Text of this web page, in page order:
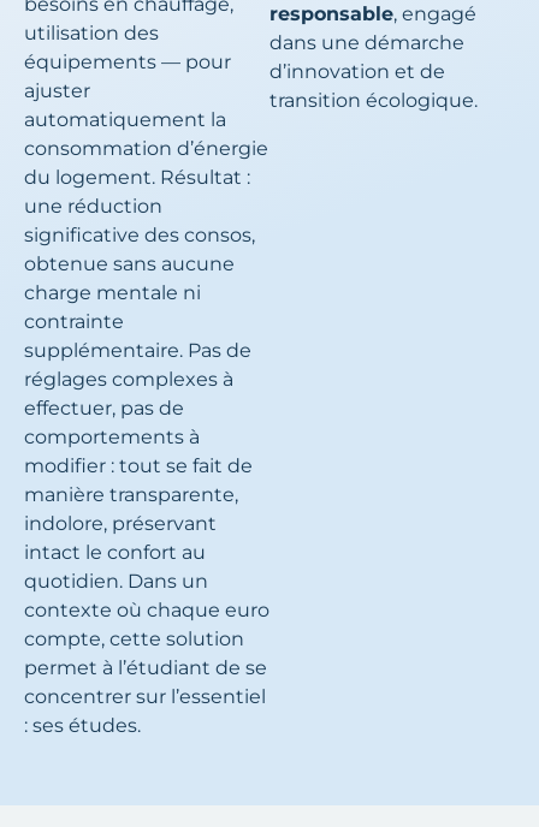
utilisation des
équipements — pour
ajuster
automatiquement la
consommation d’énergie
du logement. Résultat :
une réduction
significative des consos,
obtenue sans aucune
charge mentale ni
contrainte
supplémentaire. Pas de
réglages complexes à
effectuer, pas de
comportements à
modifier : tout se fait de
manière transparente,
indolore, préservant
intact le confort au
quotidien. Dans un
contexte où chaque euro
compte, cette solution
permet à l’étudiant de se
concentrer sur l’essentiel
: ses études.
responsable, engagé
dans une démarche
d’innovation et de
transition écologique.